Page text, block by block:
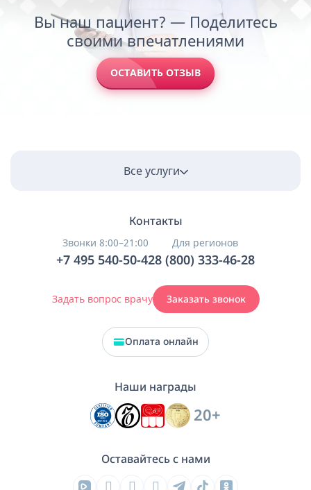
Вы наш пациент? — Поделитесь
своими впечатлениями
ОСТАВИТЬ ОТЗЫВ
Все услуги
Контакты
Звонки 8:00–21:00
+7 495 540-50-42
Для регионов
8 (800) 333-46-28
Задать вопрос врачу Заказать звонок
Оплата онлайн
Наши награды
20+
Оставайтесь с нами